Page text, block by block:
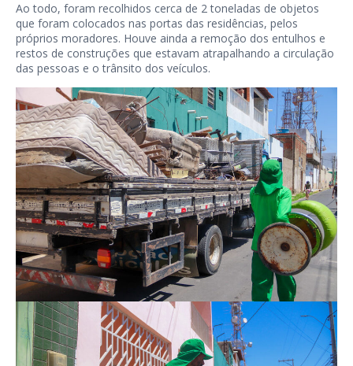
Ao todo, foram recolhidos cerca de 2 toneladas de objetos
que foram colocados nas portas das residências, pelos
próprios moradores. Houve ainda a remoção dos entulhos e
restos de construções que estavam atrapalhando a circulação
das pessoas e o trânsito dos veículos.